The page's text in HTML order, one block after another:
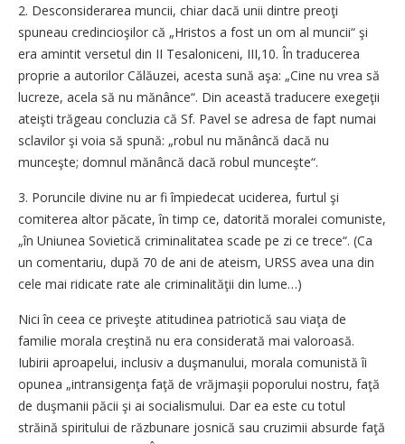
2. Desconsiderarea muncii, chiar dacă unii dintre preoţi
spuneau credincioşilor că „Hristos a fost un om al muncii“ şi
era amintit versetul din II Tesaloniceni, III,10. În traducerea
proprie a autorilor Călăuzei, acesta sună aşa: „Cine nu vrea să
lucreze, acela să nu mănânce“. Din această traducere exegeţii
ateişti trăgeau concluzia că Sf. Pavel se adresa de fapt numai
sclavilor şi voia să spună: „robul nu mănâncă dacă nu
munceşte; domnul mănâncă dacă robul munceşte“.
3. Poruncile divine nu ar fi împiedecat uciderea, furtul şi
comiterea altor păcate, în timp ce, datorită moralei comuniste,
„în Uniunea Sovietică criminalitatea scade pe zi ce trece“. (Ca
un comentariu, după 70 de ani de ateism, URSS avea una din
cele mai ridicate rate ale criminalităţii din lume…)
Nici în ceea ce priveşte atitudinea patriotică sau viaţa de
familie morala creştină nu era considerată mai valoroasă.
Iubirii aproapelui, inclusiv a duşmanului, morala comunistă îi
opunea „intransigenţa faţă de vrăjmaşii poporului nostru, faţă
de duşmanii păcii şi ai socialismului. Dar ea este cu totul
străină spiritului de răzbunare josnică sau cruzimii absurde faţă